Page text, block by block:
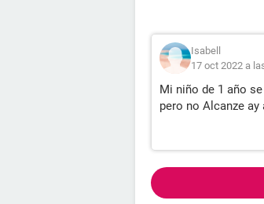
Isabell
17 oct 2022 a
Mi niño de 1 año
pero no Alcanze ay